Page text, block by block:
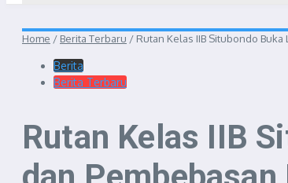
Home / Berita Terbaru / Rutan Kelas IIB Situbondo
Berita
Berita Terbaru
Rutan Kelas IIB